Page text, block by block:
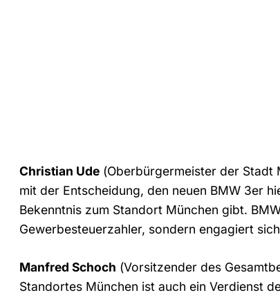
Christian Ude (Oberbürgermeister der Stadt
mit der Entscheidung, den neuen BMW 3er
Bekenntnis zum Standort München gibt.
Gewerbesteuerzahler, sondern engagiert
Manfred Schoch (Vorsitzender des
Standortes München ist auch ein Verdienst